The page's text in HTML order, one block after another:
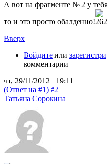
А вот на фрагменте № 2 у
то и это просто обалденно!
Вверх
Войдите или
комментарии
чт, 29/11/2012 - 19:11
(Ответ на #1) #2
Татьяна Сорокина